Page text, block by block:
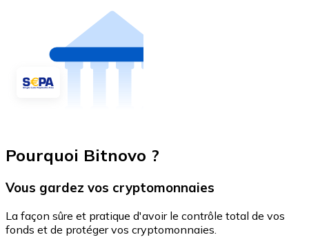
Pourquoi Bitnovo ?
Vous gardez vos cryptomonnaies
La façon sûre et pratique d'avoir le contrôle total de vos
fonds et de protéger vos cryptomonnaies.